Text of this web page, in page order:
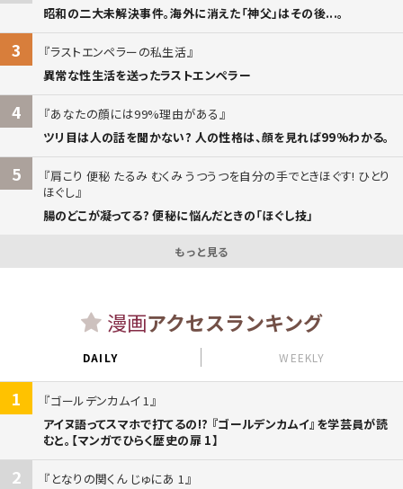
昭和の二大未解決事件。海外に消えた「神父」はその後...。
3
ラストエンペラーの私生活
異常な性生活を送ったラストエンペラー
4
あなたの顔には99%理由がある
ツリ目は人の話を聞かない? 人の性格は、顔を見れば99%わかる。
5
肩こり 便秘 たるみ むくみ うつうつを自分の手でときほぐす! ひとり
ほぐし
腸のどこが凝ってる? 便秘に悩んだときの「ほぐし技」
もっと見る
漫画アクセスランキング
DAILY WEEKLY
1
ゴールデンカムイ 1
アイヌ語ってスマホで打てるの!? 『ゴールデンカムイ』を学芸員が読
むと。【マンガでひらく歴史の扉 1】
2
となりの関くん じゅにあ 1